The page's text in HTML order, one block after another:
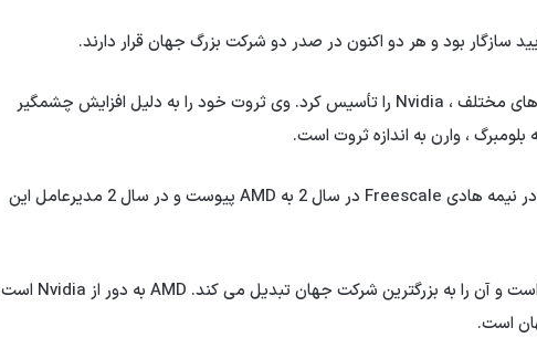
سازگار بود و هر دو اکنون در صدر دو شرکت بزرگ جهان قرار دارند.
هوانگ پس از کار در LSI Logic و AMD در نقش های مختلف ، Nvidia را تأسیس کرد. وی ثروت خود را به دلیل افزایش چشمگیر
سو پس از پنج سال کار در IBM و تقریباً پنج سال در نیمه هادی Freescale در سال 2 به AMD پیوست و در سال 2 مدیرعامل این
ارزش فعلی بازار Nvidia نزدیک به 4 تریلیون دلار است و آن را به بزرگترین شرکت جهان تبدیل می کند. AMD به دور از Nvidia است
است.